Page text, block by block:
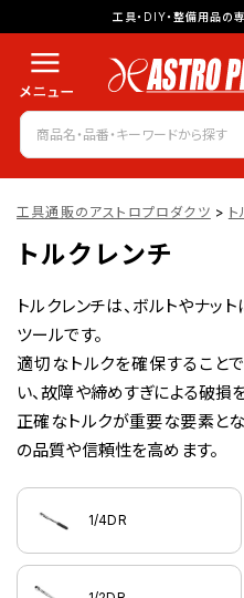
工具・DIY・整備用品の
工具通販のアストロプロダクツ >
トルクレンチ
トルクレンチは、ボルトやナッ
ツールです。
適切なトルクを確保すること
い、故障や締めすぎによる破損
正確なトルクが重要な要素と
の品質や信頼性を高めます。
1/4DR